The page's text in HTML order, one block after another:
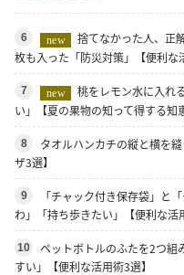
6 new
捨てなかった人、正
枚も入った「防災対策」【便利な
7 new
桃をレモン水に入れ
い」【夏の果物の知って得する知
8
タオルハンカチの縦と横を
ザ3選】
9
「チャック付き保存袋」と
わ」「持ち歩きたい」【便利な活
10
ペットボトルのふたを2つ組
すい」【便利な活用術3選】